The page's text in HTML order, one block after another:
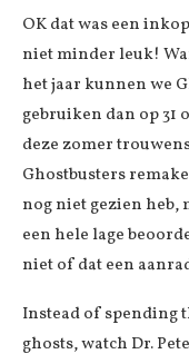
OK dat was een
niet minder leuk!
het jaar kunnen we
gebruiken dan op 31
deze zomer
Ghostbusters
nog niet gezien heb,
een hele lage
niet of dat een
Instead of
ghosts, watch Dr.